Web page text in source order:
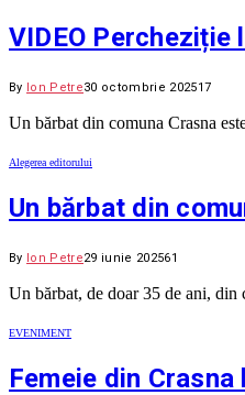
VIDEO Percheziție
By Ion Petre30 octombrie 202517
Un bărbat din comuna Crasna
Alegerea editorului
Un bărbat din
By Ion Petre29 iunie 202561
Un bărbat, de doar 35 de ani, din
EVENIMENT
Femeie din